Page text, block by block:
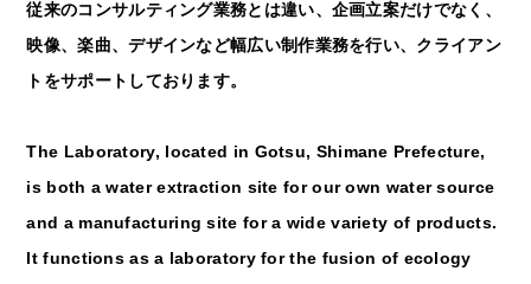
従来のコンサルティング業務とは違い、企画立案だけでなく、
映像、楽曲、デザインなど幅広い制作業務を行い、クライアン
トをサポートしております。
The Laboratory, located in Gotsu, Shimane Prefecture,
is both a water extraction site for our own water source
and a manufacturing site for a wide variety of products.
It functions as a laboratory for the fusion of ecology